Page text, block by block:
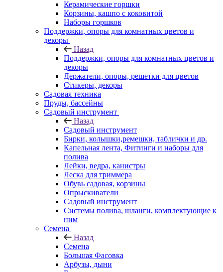
Керамические горшки
Корзины, кашпо с коковитой
Наборы горшков
Поддержки, опоры для комнатных цветов и
декоры
Назад
Поддержки, опоры для комнатных цветов и
декоры
Держатели, опоры, решетки для цветов
Стикеры, декоры
Садовая техника
Пруды, бассейны
Садовый инструмент
Назад
Садовый инструмент
Бирки, колышки,ремешки, таблички и др.
Капельная лента, Фитинги и наборы для
полива
Лейки, ведра, канистры
Леска для триммера
Обувь садовая, корзины
Опрыскиватели
Садовый инструмент
Системы полива, шланги, комплектующие к
ним
Семена
Назад
Семена
Большая Фасовка
Арбузы, дыни